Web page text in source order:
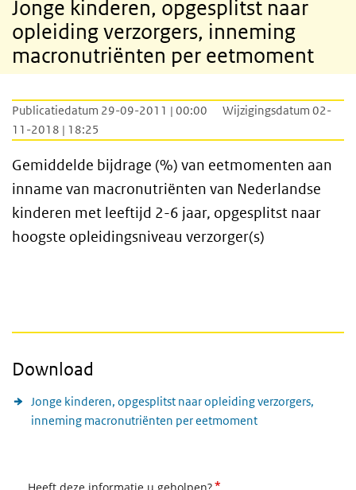
Jonge kinderen, opgesplitst naar
opleiding verzorgers, inneming
macronutriënten per eetmoment
Publicatiedatum 29-09-2011 | 00:00
Wijzigingsdatum 02-
11-2018 | 18:25
Gemiddelde bijdrage (%) van eetmomenten aan
inname van macronutriënten van Nederlandse
kinderen met leeftijd 2-6 jaar, opgesplitst naar
hoogste opleidingsniveau verzorger(s)
Download
Jonge kinderen, opgesplitst naar opleiding verzorgers,
inneming macronutriënten per eetmoment
*